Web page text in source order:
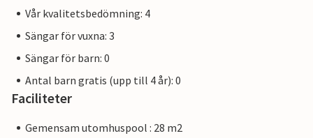
Vår kvalitetsbedömning: 4
Sängar för vuxna: 3
Sängar för barn: 0
Antal barn gratis (upp till 4 år): 0
Faciliteter
Gemensam utomhuspool : 28 m2